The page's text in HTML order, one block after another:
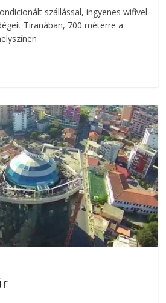
szállással, ingyenes wifivel
Tiranában, 700 méterre a